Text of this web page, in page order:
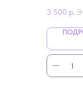
3 500 р. 3